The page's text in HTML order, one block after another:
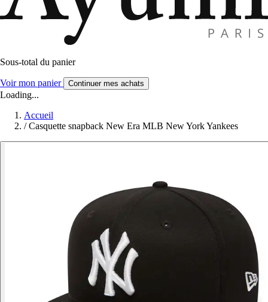
Sous-total du panier
Voir mon panier Continuer mes achats
Loading...
Accueil
/ Casquette snapback New Era MLB New York Yankees